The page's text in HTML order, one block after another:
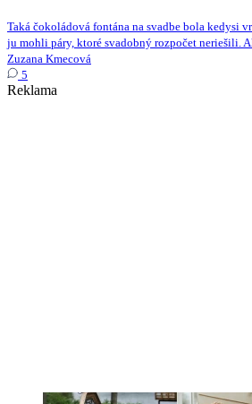
Taká čokoládová fontána na svadbe bola kedysi
ju mohli páry, ktoré svadobný rozpočet neriešili.
Zuzana Kmecová
5
Reklama